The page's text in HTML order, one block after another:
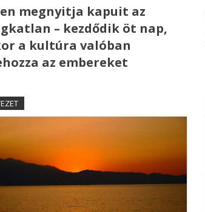
megnyitja kapuit az
– kezdődik öt nap,
a kultúra valóban
az embereket